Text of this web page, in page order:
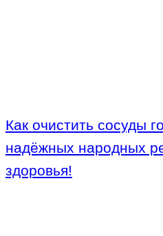
Как очистить сосуды
надёжных народных
здоровья!